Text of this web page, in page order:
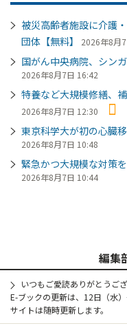
被災高齢者施設に介
団体【無料】
2026年8月
国がん中央病院、シン
2026年8月7日 16:42
特養など大規模修繕
2026年8月7日 12:30
東京科学大が初の心
2026年8月7日 10:48
緊急かつ大規模な対
2026年8月7日 10:44
編集
いつもご愛読ありがとうござ
E-ブックの更新は、12日（水
サイトは随時更新します。